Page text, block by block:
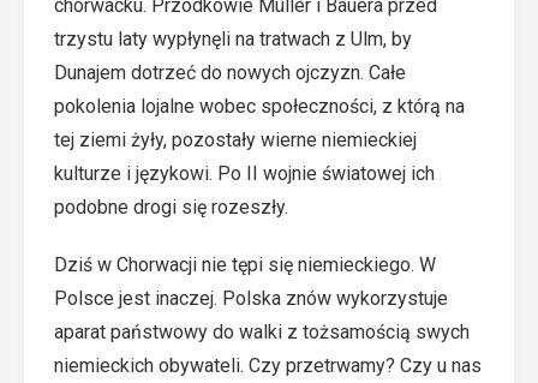
chorwacku. Przodkowie Müller i Bauera przed
trzystu laty wypłynęli na tratwach z Ulm, by
Dunajem dotrzeć do nowych ojczyzn. Całe
pokolenia lojalne wobec społeczności, z którą na
tej ziemi żyły, pozostały wierne niemieckiej
kulturze i językowi. Po II wojnie światowej ich
podobne drogi się rozeszły.
Dziś w Chorwacji nie tępi się niemieckiego. W
Polsce jest inaczej. Polska znów wykorzystuje
aparat państwowy do walki z tożsamością swych
niemieckich obywateli. Czy przetrwamy? Czy u nas